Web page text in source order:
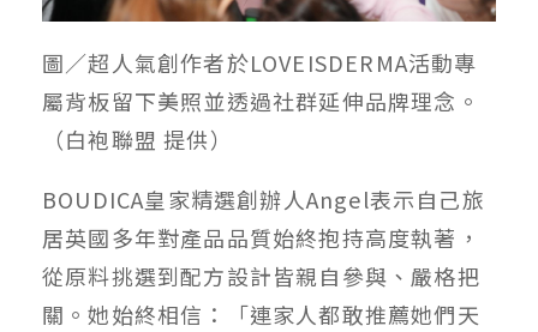
圖／超人氣創作者於LOVEISDERMA活動專
屬背板留下美照並透過社群延伸品牌理念。
（白袍聯盟 提供）
BOUDICA皇家精選創辦人Angel表示自己旅
居英國多年對產品品質始終抱持高度執著，
從原料挑選到配方設計皆親自參與、嚴格把
關。她始終相信：「連家人都敢推薦她們天